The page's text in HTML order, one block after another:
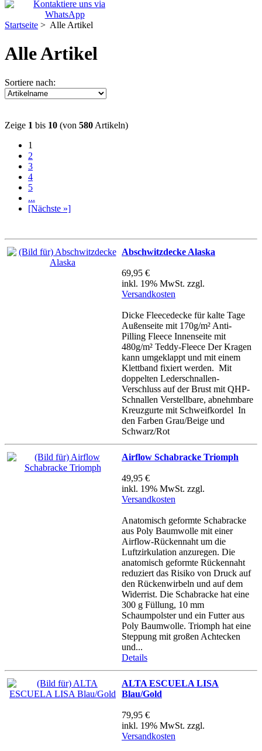
Startseite > Alle Artikel
Alle Artikel
Sortiere nach:
Zeige 1 bis 10 (von 580 Artikeln)
1
2
3
4
5
...
[Nächste »]
Abschwitzdecke Alaska
69,95 €
inkl. 19% MwSt. zzgl.
Versandkosten
Dicke Fleecedecke für kalte Tage
Außenseite mit 170g/m² Anti-
Pilling Fleece Innenseite mit
480g/m² Teddy-Fleece Der Kragen
kann umgeklappt und mit einem
Klettband fixiert werden. Mit
doppelten Lederschnallen-
Verschluss auf der Brust mit QHP-
Schnallen Verstellbare, abnehmbare
Kreuzgurte mit Schweifkordel In
den Farben Grau/Beige und
Schwarz/Rot
Airflow Schabracke Triomph
49,95 €
inkl. 19% MwSt. zzgl.
Versandkosten
Anatomisch geformte Schabracke
aus Poly Baumwolle mit einer
Airflow-Rückennaht um die
Luftzirkulation anzuregen. Die
anatomisch geformte Rückennaht
reduziert das Risiko von Druck auf
den Rückenwirbeln und auf dem
Widerrist. Die Schabracke hat eine
300 g Füllung, 10 mm
Schaumpolster und ein Futter aus
Poly Baumwolle. Triomph hat eine
Steppung mit großen Achtecken
und...
Details
ALTA ESCUELA LISA
Blau/Gold
79,95 €
inkl. 19% MwSt. zzgl.
Versandkosten